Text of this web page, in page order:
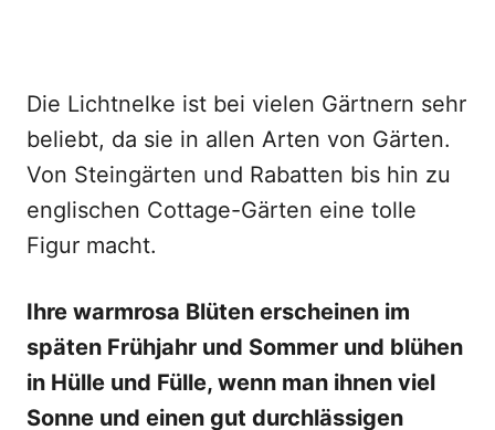
Die Lichtnelke ist bei vielen Gärtnern sehr
beliebt, da sie in allen Arten von Gärten.
Von Steingärten und Rabatten bis hin zu
englischen Cottage-Gärten eine tolle
Figur macht.
Ihre warmrosa Blüten erscheinen im
späten Frühjahr und Sommer und blühen
in Hülle und Fülle, wenn man ihnen viel
Sonne und einen gut durchlässigen